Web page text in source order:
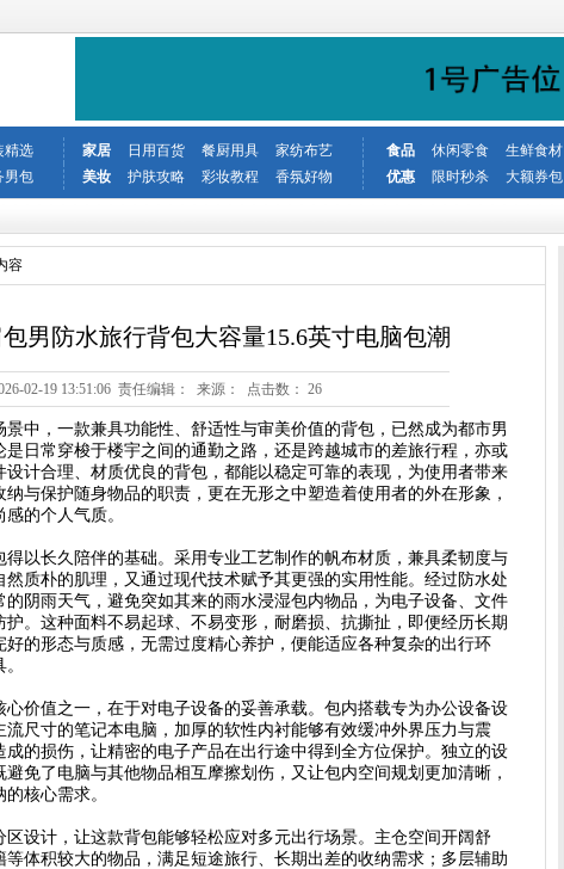
精选 家居 日用百货 餐厨用具 家纺布艺 食品 休闲零食 生鲜食材
男包 美妆 护肤攻略 彩妆教程 香氛好物 优惠 限时秒杀 大额券包
容
男防水旅行背包大容量15.6英寸电脑包潮
02-19 13:51:06 责任编辑： 来源： 点击数： 26
中，一款兼具功能性、舒适性与审美价值的背包，已然成为都市男
日常穿梭于楼宇之间的通勤之路，还是跨越城市的差旅行程，亦或
计合理、材质优良的背包，都能以稳定可靠的表现，为使用者带来
与保护随身物品的职责，更在无形之中塑造着使用者的外在形象，
的个人气质。
以长久陪伴的基础。采用专业工艺制作的帆布材质，兼具柔韧度与
质朴的肌理，又通过现代技术赋予其更强的实用性能。经过防水处
阴雨天气，避免突如其来的雨水浸湿包内物品，为电子设备、文件
。这种面料不易起球、不易变形，耐磨损、抗撕扯，即便经历长期
的形态与质感，无需过度精心养护，便能适应各种复杂的出行环
价值之一，在于对电子设备的妥善承载。包内搭载专为办公设备设
尺寸的笔记本电脑，加厚的软性内衬能够有效缓冲外界压力与震
的损伤，让精密的电子产品在出行途中得到全方位保护。独立的设
免了电脑与其他物品相互摩擦划伤，又让包内空间规划更加清晰，
核心需求。
区设计，让这款背包能够轻松应对多元出行场景。主仓空间开阔舒
体积较大的物品，满足短途旅行、长期出差的收纳需求；多层辅助